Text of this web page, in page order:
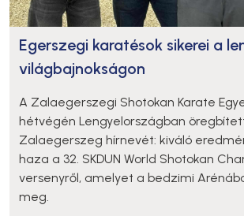
Egerszegi karatésok sikerei a
világbajnokságon
A Zalaegerszegi Shotokan Karate
hétvégén Lengyelországban
Zalaegerszeg hírnevét: kiváló
haza a 32. SKDUN World Shotokan
versenyről, amelyet a bedzimi
meg.